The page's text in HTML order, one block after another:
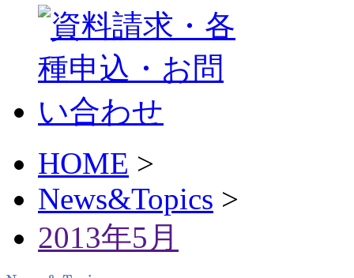
HOME >
News&Topics >
2013年5月